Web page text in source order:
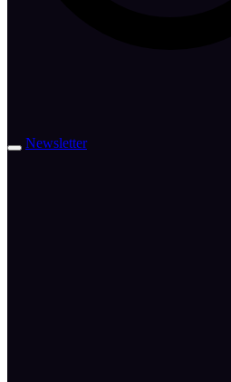
Newsletter